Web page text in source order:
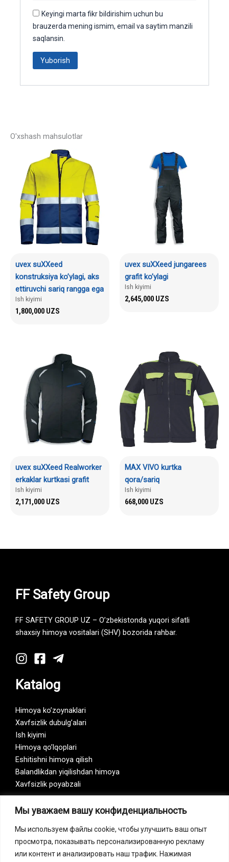
Мы уважаем вашу конфиденциальность
Мы используем файлы cookie, чтобы улучшить ваш опыт
просмотра, показывать персонализированную рекламу
или контент и анализировать наш трафик. Нажимая
Keyingi marta fikr bildirishim uchun bu
brauzerda mening ismim, email va saytim manzili
saqlansin.
O'xshash mahsulotlar
uvex suXXeed
konstruksiya ko’ylagi, aks
ettiruvchi sariq rangga ega
Ish kiyimi
1,800,000 UZS
uvex suXXeed jungarees
grafit ko’ylagi
Ish kiyimi
2,645,000 UZS
uvex suXXeed Realworker
erkaklar kurtkasi grafit
Ish kiyimi
2,171,000 UZS
MAX VIVO kurtka
qora/sariq
Ish kiyimi
668,000 UZS
FF Safety Group
FF SAFETY GROUP UZ – O’zbekistonda yuqori sifatli
shaxsiy himoya vositalari (SHV) bozorida rahbar.
Katalog
Himoya ko’zoynaklari
Xavfsizlik dubulg’alari
Ish kiyimi
Himoya qo’lqoplari
Eshitishni himoya qilish
Balandlikdan yiqilishdan himoya
Xavfsizlik poyabzali
Vision Zero
Bizning kompaniya «Vision Zero» initsiativasining